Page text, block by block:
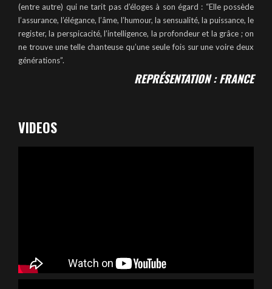
(entre autre) qui ne tarit pas d’éloges à son égard : “Elle possède
l’assurance, l’élégance, l’âme, l’humour, la sensualité, la puissance, le
register, la perspicacité, l’intelligence, la profondeur et la grâce ; on
ne trouve une telle chanteuse qu’une seule fois sur une voire deux
générations”.
REPRÉSENTATION : FRANCE
VIDEOS